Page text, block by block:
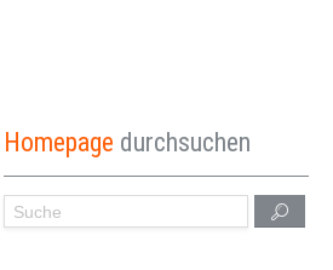
Homepage durchsuchen